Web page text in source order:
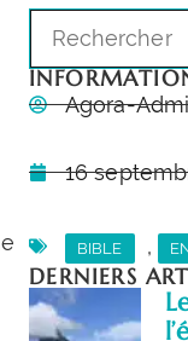
Agora-
16
BIBLE ,
DERNIERS